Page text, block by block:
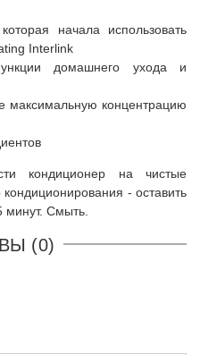
начала использовать
Interlink
домашнего ухода и
максимальную концентрацию
кондиционер на чистые
- оставить
минут. Смыть.
(0)